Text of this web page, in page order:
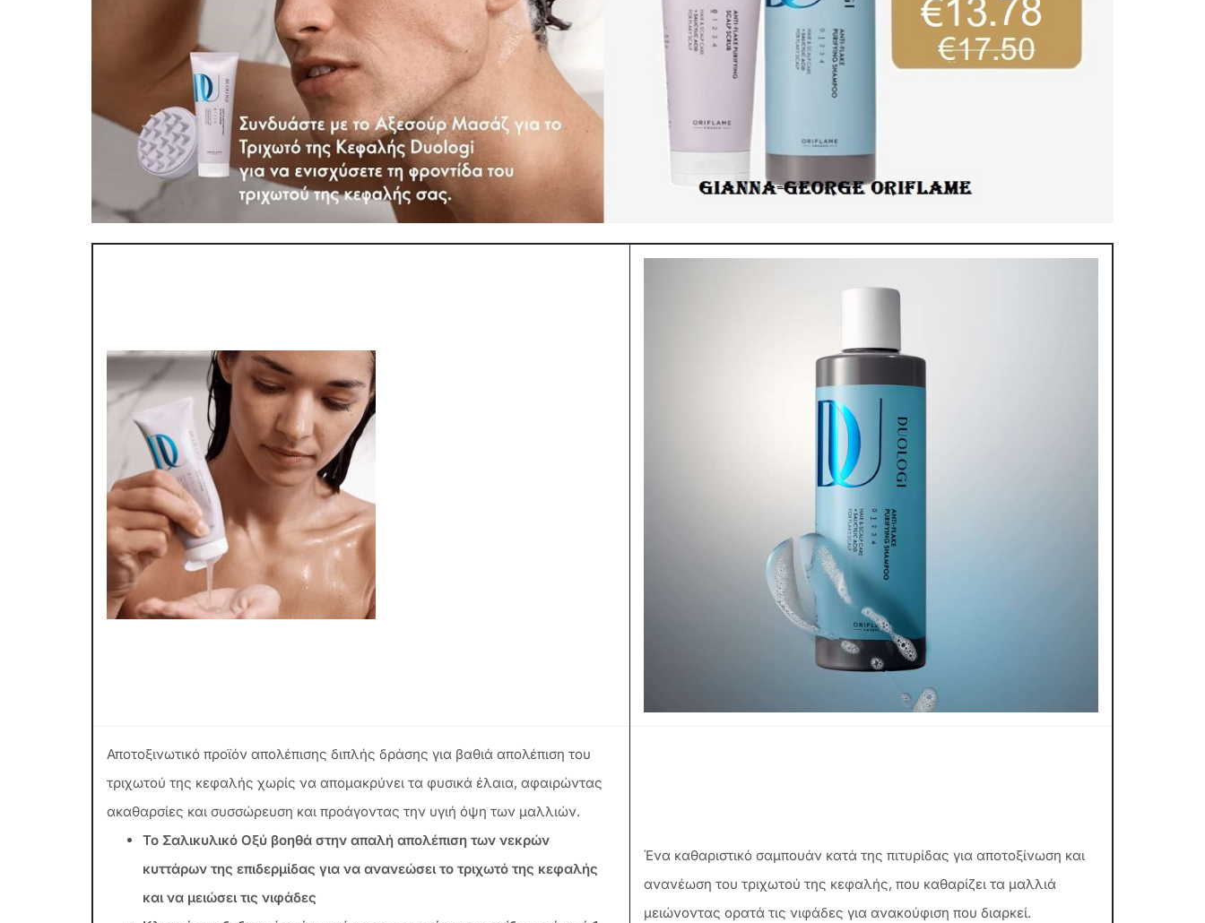
Αποτοξινωτικό προϊόν απολέπισης διπλής δράσης για βαθιά απολέπιση του
τριχωτού της κεφαλής χωρίς να απομακρύνει τα φυσικά έλαια, αφαιρώντας
ακαθαρσίες και συσσώρευση και προάγοντας την υγιή όψη των μαλλιών.
Το Σαλικυλικό Οξύ βοηθά στην απαλή απολέπιση των νεκρών
κυττάρων της επιδερμίδας για να ανανεώσει το τριχωτό της κεφαλής
και να μειώσει τις νιφάδες
Ένα καθαριστικό σαμπουάν κατά της πιτυρίδας για αποτοξίνωση και
ανανέωση του τριχωτού της κεφαλής, που καθαρίζει τα μαλλιά
μειώνοντας ορατά τις νιφάδες για ανακούφιση που διαρκεί.